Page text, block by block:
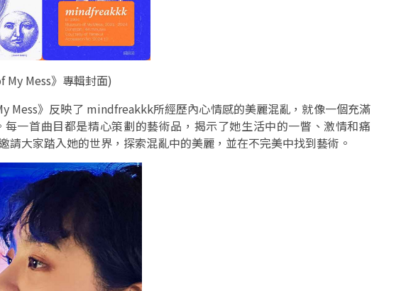
Mess》專輯封面)
Mess》反映了 mindfreakkk所經歷內心情感的美麗混亂，就像一個充滿
一首曲目都是精心策劃的藝術品，揭示了她生活中的一瞥、激情和痛
大家踏入她的世界，探索混亂中的美麗，並在不完美中找到藝術。